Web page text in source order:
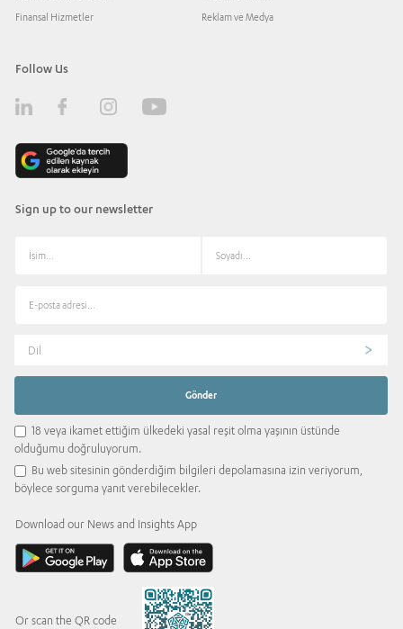
Finansal Hizmetler Reklam ve Medya
Follow Us
Sign up to our newsletter
Dil
18 veya ikamet ettiğim ülkedeki yasal reşit olma yaşının üstünde
olduğumu doğruluyorum.
Bu web sitesinin gönderdiğim bilgileri depolamasına izin veriyorum,
böylece sorguma yanıt verebilecekler.
Download our News and Insights App
Or scan the QR code